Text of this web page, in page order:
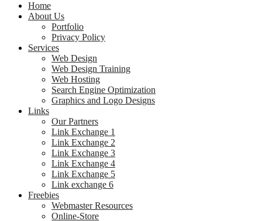
Home
About Us
Portfolio
Privacy Policy
Services
Web Design
Web Design Training
Web Hosting
Search Engine Optimization
Graphics and Logo Designs
Links
Our Partners
Link Exchange 1
Link Exchange 2
Link Exchange 3
Link Exchange 4
Link Exchange 5
Link exchange 6
Freebies
Webmaster Resources
Online-Store